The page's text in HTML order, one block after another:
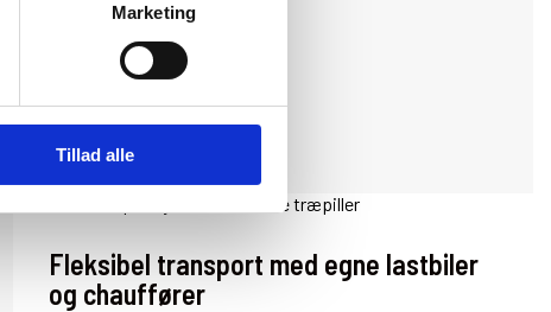
Marketing
Tillad alle
Fleksibel transport med egne lastbiler
og chauffører